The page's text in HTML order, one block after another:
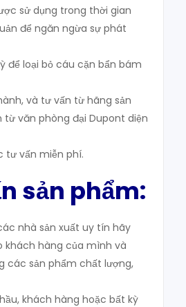
sử dụng trong thời gian
để ngăn ngừa sự phát
để loại bỏ cáu cặn bẩn bám
và tư vấn từ hãng sản
từ văn phòng đại Dupont diện
tư vấn miễn phí.
sản phẩm:
nhà sản xuất uy tín hãy
khách hàng của mình và
các sản phẩm chất lượng,
khách hàng hoặc bất kỳ